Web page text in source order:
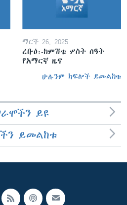
ማርች 26, 2025
ረቡዕ፡-ከምሽቱ ሦስት ሰዓት
የአማርኛ ዜና
ሁሉንም ክፍሎች ይመልከቱ
ይዩ
ይመልከቱ